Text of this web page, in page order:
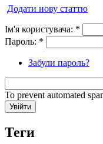
Додати нову статтю
Ім'я користувача: *
Пароль: *
Забули пароль?
To prevent automated
Теги